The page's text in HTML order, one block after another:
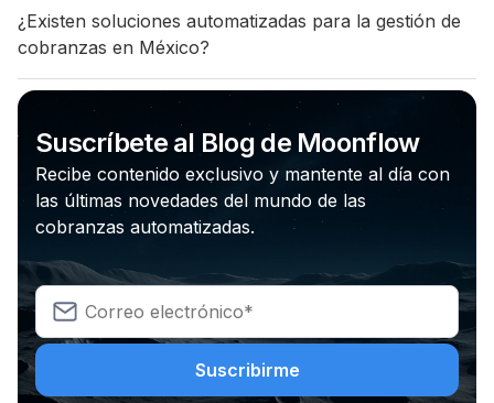
¿Existen soluciones automatizadas para la gestión de
cobranzas en México?
Suscríbete al Blog de Moonflow
Recibe contenido exclusivo y mantente al día con
las últimas novedades del mundo de las
cobranzas automatizadas.